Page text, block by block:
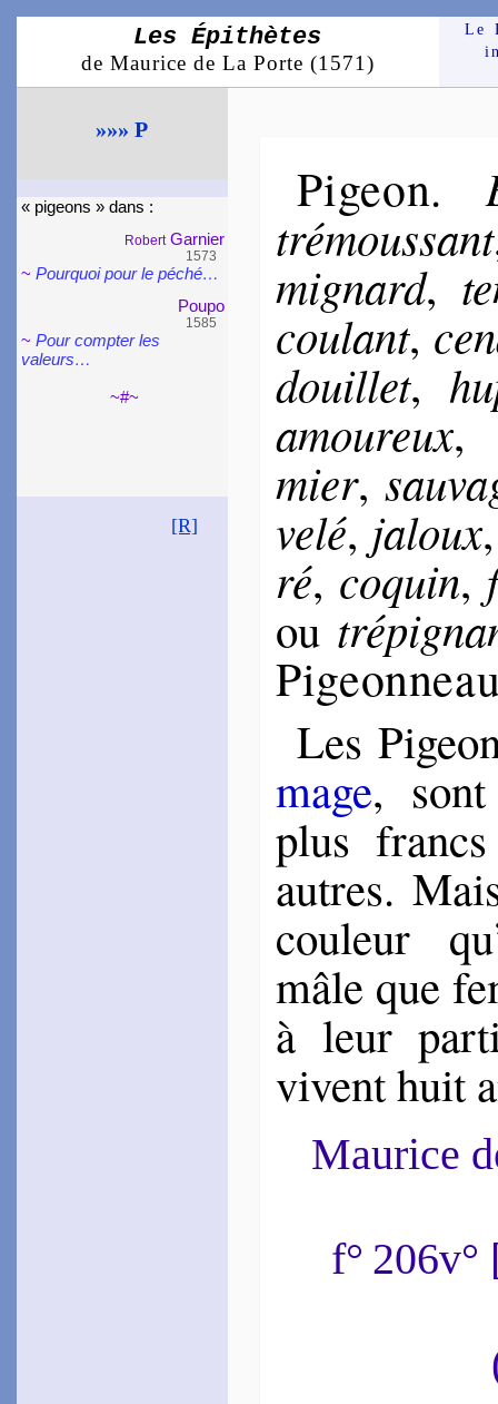
Les Épithètes
de Maurice de La Porte (1571)
Le
»»» P
« pi­geons » dans :
RobertGar­nier
1573
~Pourquoi pour le péché…
Poupo
1585
~Pour comp­ter les
valeurs…
~#~
[R]
Pigeon.
tré­mous­sant
mi­gnard,
cou­lant,
douil­let,
amou­reux
mier,
ve­lé, ja­loux
ré, co­quin,
ou
Les
mage,
plus
autres.
cou­leur
mâle que
à leur
vivent huit
Maurice
f°